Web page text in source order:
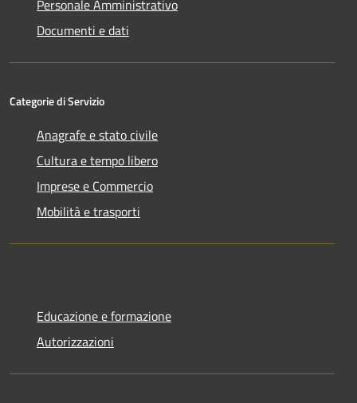
Personale Amministrativo
Documenti e dati
Categorie di Servizio
Anagrafe e stato civile
Cultura e tempo libero
Imprese e Commercio
Mobilità e trasporti
Educazione e formazione
Autorizzazioni